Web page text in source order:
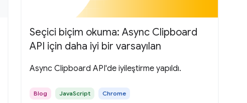
Seçici biçim okuma: Async Clipboard
API için daha iyi bir varsayılan
Async Clipboard API'de iyileştirme yapıldı.
Blog JavaScript Chrome